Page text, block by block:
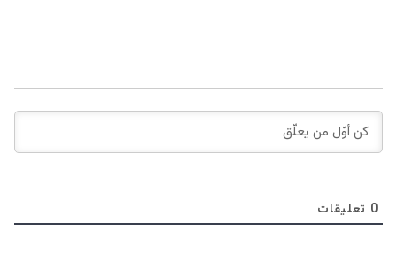
0 تعليقات